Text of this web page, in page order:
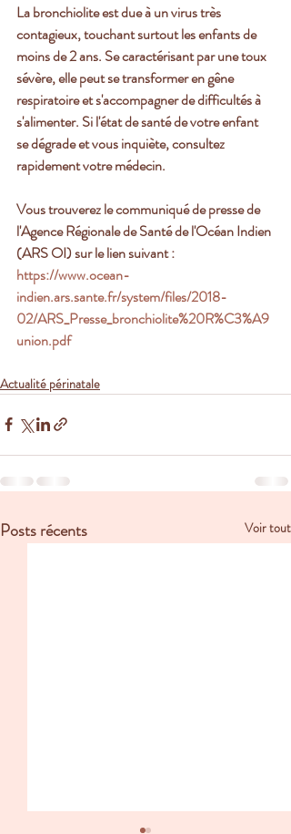
La bronchiolite est due à un virus très
contagieux, touchant surtout les enfants de
moins de 2 ans. Se caractérisant par une toux
sévère, elle peut se transformer en gêne
respiratoire et s'accompagner de difficultés à
s'alimenter. Si l'état de santé de votre enfant
se dégrade et vous inquiète, consultez
rapidement votre médecin.
Vous trouverez le communiqué de presse de
l'Agence Régionale de Santé de l'Océan Indien
(ARS OI) sur le lien suivant :
https://www.ocean-
indien.ars.sante.fr/system/files/2018-
02/ARS_Presse_bronchiolite%20R%C3%A9
union.pdf
Actualité périnatale
Posts récents Voir tout